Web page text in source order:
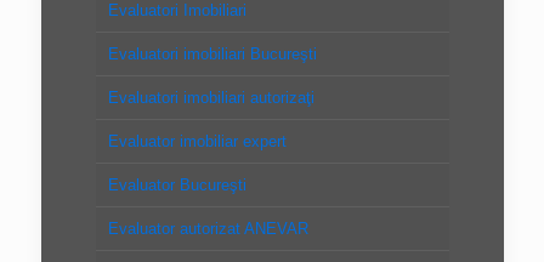
Evaluatori Imobiliari
Evaluatori imobiliari Bucureşti
Evaluatori imobiliari autorizaţi
Evaluator imobiliar expert
Evaluator Bucureşti
Evaluator autorizat ANEVAR